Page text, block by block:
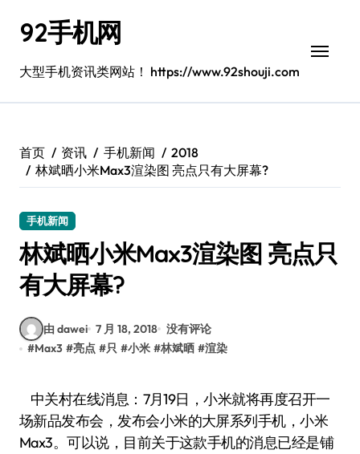
92手机网
大型手机资讯类网站！ https://www.92shouji.com
首页 资讯 手机新闻
2018
林斌晒小米Max3渲染图 亮点只有大屏幕?
手机新闻
林斌晒小米Max3渲染图 亮点只
有大屏幕?
由 dawei 7 月 18, 2018 没有评论
#Max3 #亮点 #只 #小米 #林斌晒 #渲染
中关村在线消息：7月19日，小米就将再度召开一
场新品发布会，发布会小米的大屏系列手机，小米
Max3。可以说，目前关于这款手机的消息已经是铺